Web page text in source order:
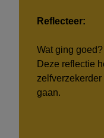
Reflecteer:
Wat ging
Deze reflectie
gaan.